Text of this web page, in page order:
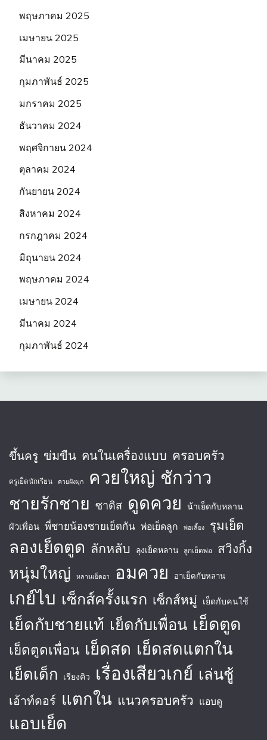
พฤษภาคม 2025
เมษายน 2025
มีนาคม 2025
กุมภาพันธ์ 2025
มกราคม 2025
ธันวาคม 2024
พฤศจิกายน 2024
ตุลาคม 2024
กันยายน 2024
สิงหาคม 2024
กรกฎาคม 2024
มิถุนายน 2024
พฤษภาคม 2024
เมษายน 2024
มีนาคม 2024
กุมภาพันธ์ 2024
ขึ้นครู ข่มขืน คนในเครื่องแบบ ครอบครัว
ครูเย็ดนักเรียน ควยฝังมุก ควยใหญ่ ชักว่าว
ชายรักชาย ซาดิส ดูดควย น้าเย็ดกับหลาน
ผัวเพื่อน พี่ชายน้องชายเย็ดกัน พ่อเย็ดลูก พ่อเลี้ยง รุมเย็ด
ลองเย็ดตูด ลักหลับ ลุงเย็ดหลาน ลูกเย็ดพ่อ สวิงกิ้ง
หนุ่มใหญ่ หลานเย็ดอา อมควย อาเย็ดกับหลาน
เกย์ไบ เซ็กส์ครั้งแรก เซ็กส์หมู่ เย็ดกับคนใช้
เย็ดกับชายแท้ เย็ดกับเพื่อน เย็ดตูด
เย็ดตูดเพื่อน เย็ดสด เย็ดสดแตกใน
เย็ดเด็ก เรียงคิว เรื่องเสียวเกย์ เล่นชู้
เอ้าท์ดอร์ แตกใน แนวครอบครัว แอบดู
แอบเย็ด